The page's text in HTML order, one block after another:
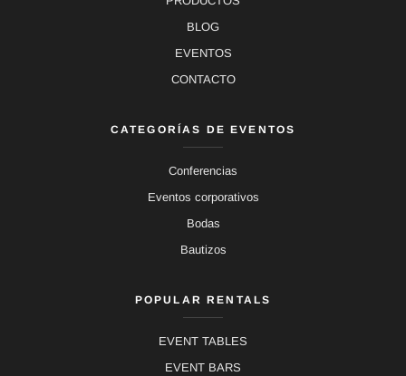
BLOG
EVENTOS
CONTACTO
CATEGORÍAS DE EVENTOS
Conferencias
Eventos corporativos
Bodas
Bautizos
POPULAR RENTALS
EVENT TABLES
EVENT BARS